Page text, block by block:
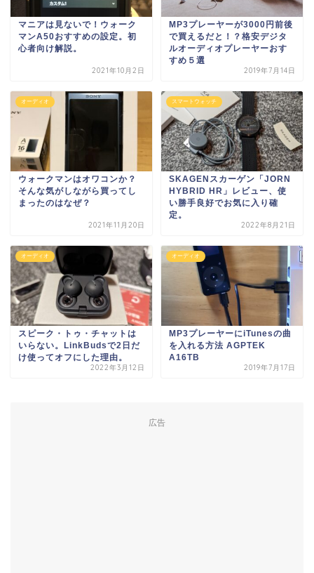
マニアは見ないで！ウォーク
マンA50おすすめの設定。初
心者向け解説。
2021年10月2日
MP3プレーヤーが3000円前後
で買えるだと！？格安デジタ
ルオーディオプレーヤーおす
すめ５選
2019年7月14日
オーディオ
ウォークマンはオワコンか？
そんな気がしながら買ってし
まったのはなぜ？
2021年11月20日
スマートウォッチ
SKAGENスカーゲン「JORN
HYBRID HR」レビュー、使
い勝手良好でお気に入り確
定。
2022年8月21日
オーディオ
スピーク・トゥ・チャットは
いらない。LinkBudsで2日だ
け使ってオフにした理由。
2022年3月12日
オーディオ
MP3プレーヤーにiTunesの曲
を入れる方法 AGPTEK
A16TB
2019年7月17日
広告